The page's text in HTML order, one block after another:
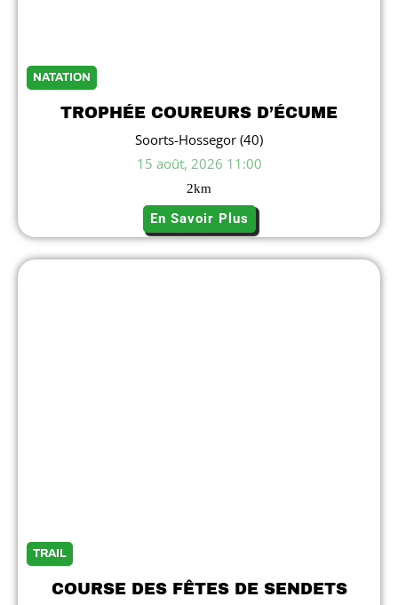
NATATION
TROPHÉE COUREURS D’ÉCUME
Soorts-Hossegor (40)
15 août, 2026 11:00
2km
En Savoir Plus
TRAIL
COURSE DES FÊTES DE SENDETS